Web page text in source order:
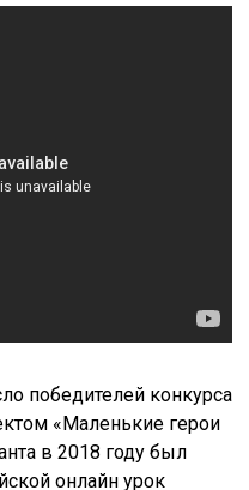
победителей конкурса
«Маленькие герои
в 2018 году был
онлайн урок